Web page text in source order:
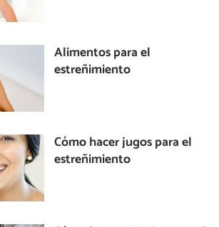
Alimentos para el
estreñimiento
Cómo hacer jugos para el
estreñimiento